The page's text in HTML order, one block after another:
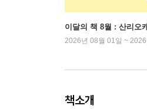
이달의 책 8월 : 산리오
2026년 08월 01일 ~
책소개